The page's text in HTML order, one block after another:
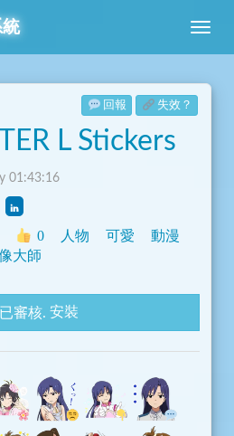
回報 失效？
L Stickers
01:43:16
0 人物 可愛
動漫
大師
安裝